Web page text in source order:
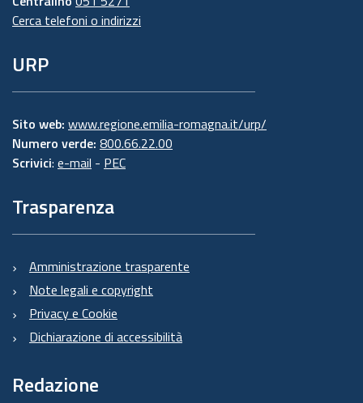
Cerca telefoni o indirizzi
URP
Sito web: www.regione.emilia-romagna.it/urp/
Numero verde: 800.66.22.00
Scrivici: e-mail - PEC
Trasparenza
Amministrazione trasparente
Note legali e copyright
Privacy e Cookie
Dichiarazione di accessibilità
Redazione